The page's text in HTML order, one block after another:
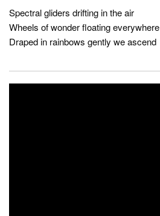
Spectral gliders drifting in the air
Wheels of wonder floating everywhere
Draped in rainbows gently we ascend